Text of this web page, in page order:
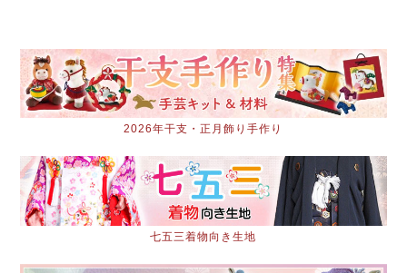
2026年干支・正月飾り手作り
七五三着物向き生地